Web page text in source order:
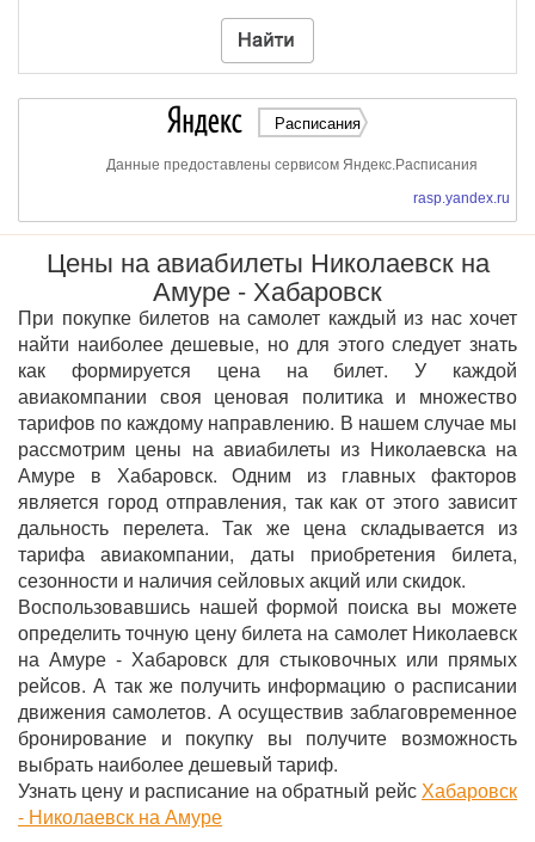
Расписания
Данные предоставлены сервисом Яндекс.Расписания
rasp.yandex.ru
Цены на авиабилеты Николаевск на
Амуре - Хабаровск
При покупке билетов на самолет каждый из нас хочет
найти наиболее дешевые, но для этого следует знать
как формируется цена на билет. У каждой
авиакомпании своя ценовая политика и множество
тарифов по каждому направлению. В нашем случае мы
рассмотрим цены на авиабилеты из Николаевска на
Амуре в Хабаровск. Одним из главных факторов
является город отправления, так как от этого зависит
дальность перелета. Так же цена складывается из
тарифа авиакомпании, даты приобретения билета,
сезонности и наличия сейловых акций или скидок.
Воспользовавшись нашей формой поиска вы можете
определить точную цену билета на самолет Николаевск
на Амуре - Хабаровск для стыковочных или прямых
рейсов. А так же получить информацию о расписании
движения самолетов. А осуществив заблаговременное
бронирование и покупку вы получите возможность
выбрать наиболее дешевый тариф.
Узнать цену и расписание на обратный рейсХабаровск
- Николаевск на Амуре